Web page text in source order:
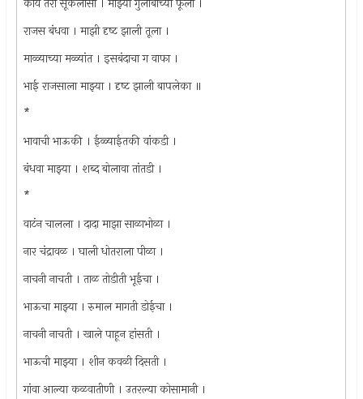
राजस बंधवा । माझी दृष्‍ट झाली तूला ।
माळ्याच्या मळ्यांत । इसबंदाचा ग वाफा ।
भाई राजसाला माझ्या । दृष्‍ट झाली बापलेका ॥
*
भावाची भाऊकी । ईळ्याईतकी वांकडी ।
बंधवा माझ्या । शब्द बोलावा तांतडी ।
*
वाटंन चालला । दादा माझा साळाभोळा ।
नार चंद्रावळ । घाली धोतराला पीळा ।
नाचनी नाचती । ताळ तोडीती भूईचा ।
भाऊचा माझ्या । रुमाल मागती डोईचा ।
नाचनी नाचती । खाले पाहून हांसती ।
भाऊची माझ्या । शीन कवळी दिसती ।
गांवा आल्या कळवातीणी । उतरल्या कोसामानी ।